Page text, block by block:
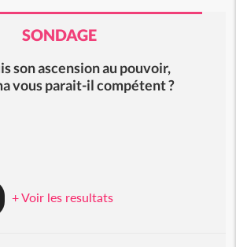
SONDAGE
son ascension au pouvoir,
vous parait-il compétent ?
+ Voir les resultats